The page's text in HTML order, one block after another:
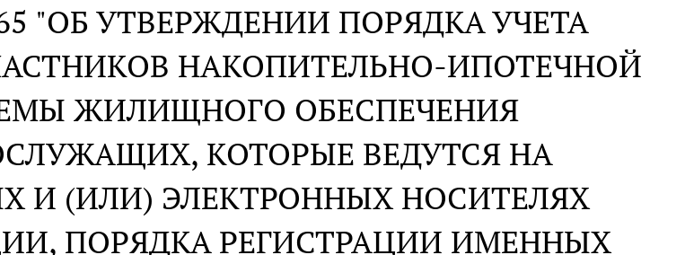
"ОБ УТВЕРЖДЕНИИ ПОРЯДКА УЧЕТА
НАКОПИТЕЛЬНО-ИПОТЕЧНОЙ
ЖИЛИЩНОГО ОБЕСПЕЧЕНИЯ
КОТОРЫЕ ВЕДУТСЯ НА
И (ИЛИ) ЭЛЕКТРОННЫХ НОСИТЕЛЯХ
ПОРЯДКА РЕГИСТРАЦИИ ИМЕННЫХ